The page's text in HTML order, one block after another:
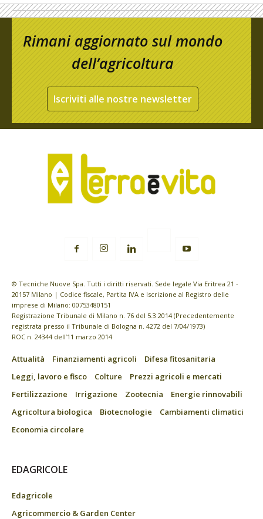
Rimani aggiornato sul mondo
dell’agricoltura
Iscriviti alle nostre newsletter
© Tecniche Nuove Spa. Tutti i diritti riservati. Sede legale Via Eritrea 21 -
20157 Milano | Codice fiscale, Partita IVA e Iscrizione al Registro delle
imprese di Milano: 00753480151
Registrazione Tribunale di Milano n. 76 del 5.3.2014 (Precedentemente
registrata presso il Tribunale di Bologna n. 4272 del 7/04/1973)
ROC n. 24344 dell’11 marzo 2014
Attualità Finanziamenti agricoli
Difesa fitosanitaria
Leggi, lavoro e fisco
Colture
Prezzi agricoli e mercati
Fertilizzazione
Irrigazione Zootecnia
Energie rinnovabili
Agricoltura biologica
Biotecnologie
Cambiamenti climatici
Economia circolare
EDAGRICOLE
Edagricole
Agricommercio & Garden Center